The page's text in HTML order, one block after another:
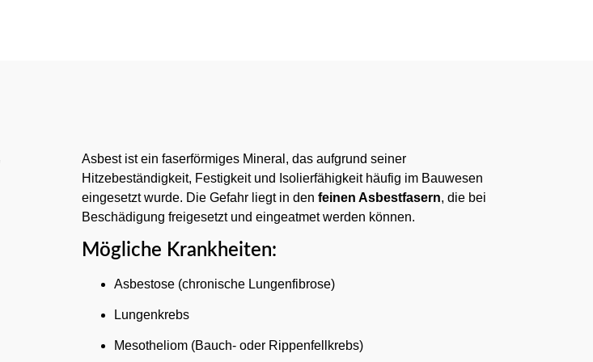
Asbest ist ein faserförmiges Mineral, das aufgrund seiner
Hitzebeständigkeit, Festigkeit und Isolierfähigkeit häufig im Bauwesen
eingesetzt wurde. Die Gefahr liegt in den feinen Asbestfasern, die bei
Beschädigung freigesetzt und eingeatmet werden können.
Mögliche Krankheiten:
Asbestose (chronische Lungenfibrose)
Lungenkrebs
Mesotheliom (Bauch- oder Rippenfellkrebs)